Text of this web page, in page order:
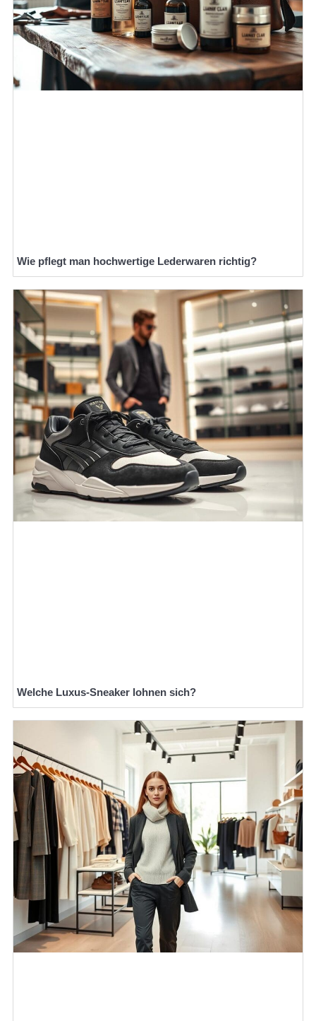
Wie pflegt man hochwertige Lederwaren richtig?
Welche Luxus-Sneaker lohnen sich?